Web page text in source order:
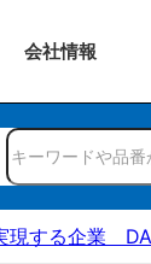
会社情報
現する企業